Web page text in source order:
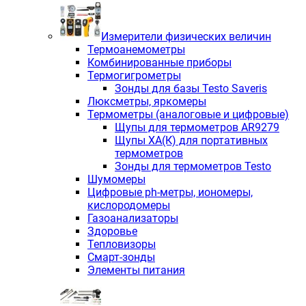
Измерители физических величин
Термоанемометры
Комбинированные приборы
Термогигрометры
Зонды для базы Testo Saveris
Люксметры, яркомеры
Термометры (аналоговые и цифровые)
Щупы для термометров AR9279
Щупы ХА(К) для портативных
термометров
Зонды для термометров Testo
Шумомеры
Цифровые ph-метры, иономеры,
кислородомеры
Газоанализаторы
Здоровье
Тепловизоры
Смарт-зонды
Элементы питания